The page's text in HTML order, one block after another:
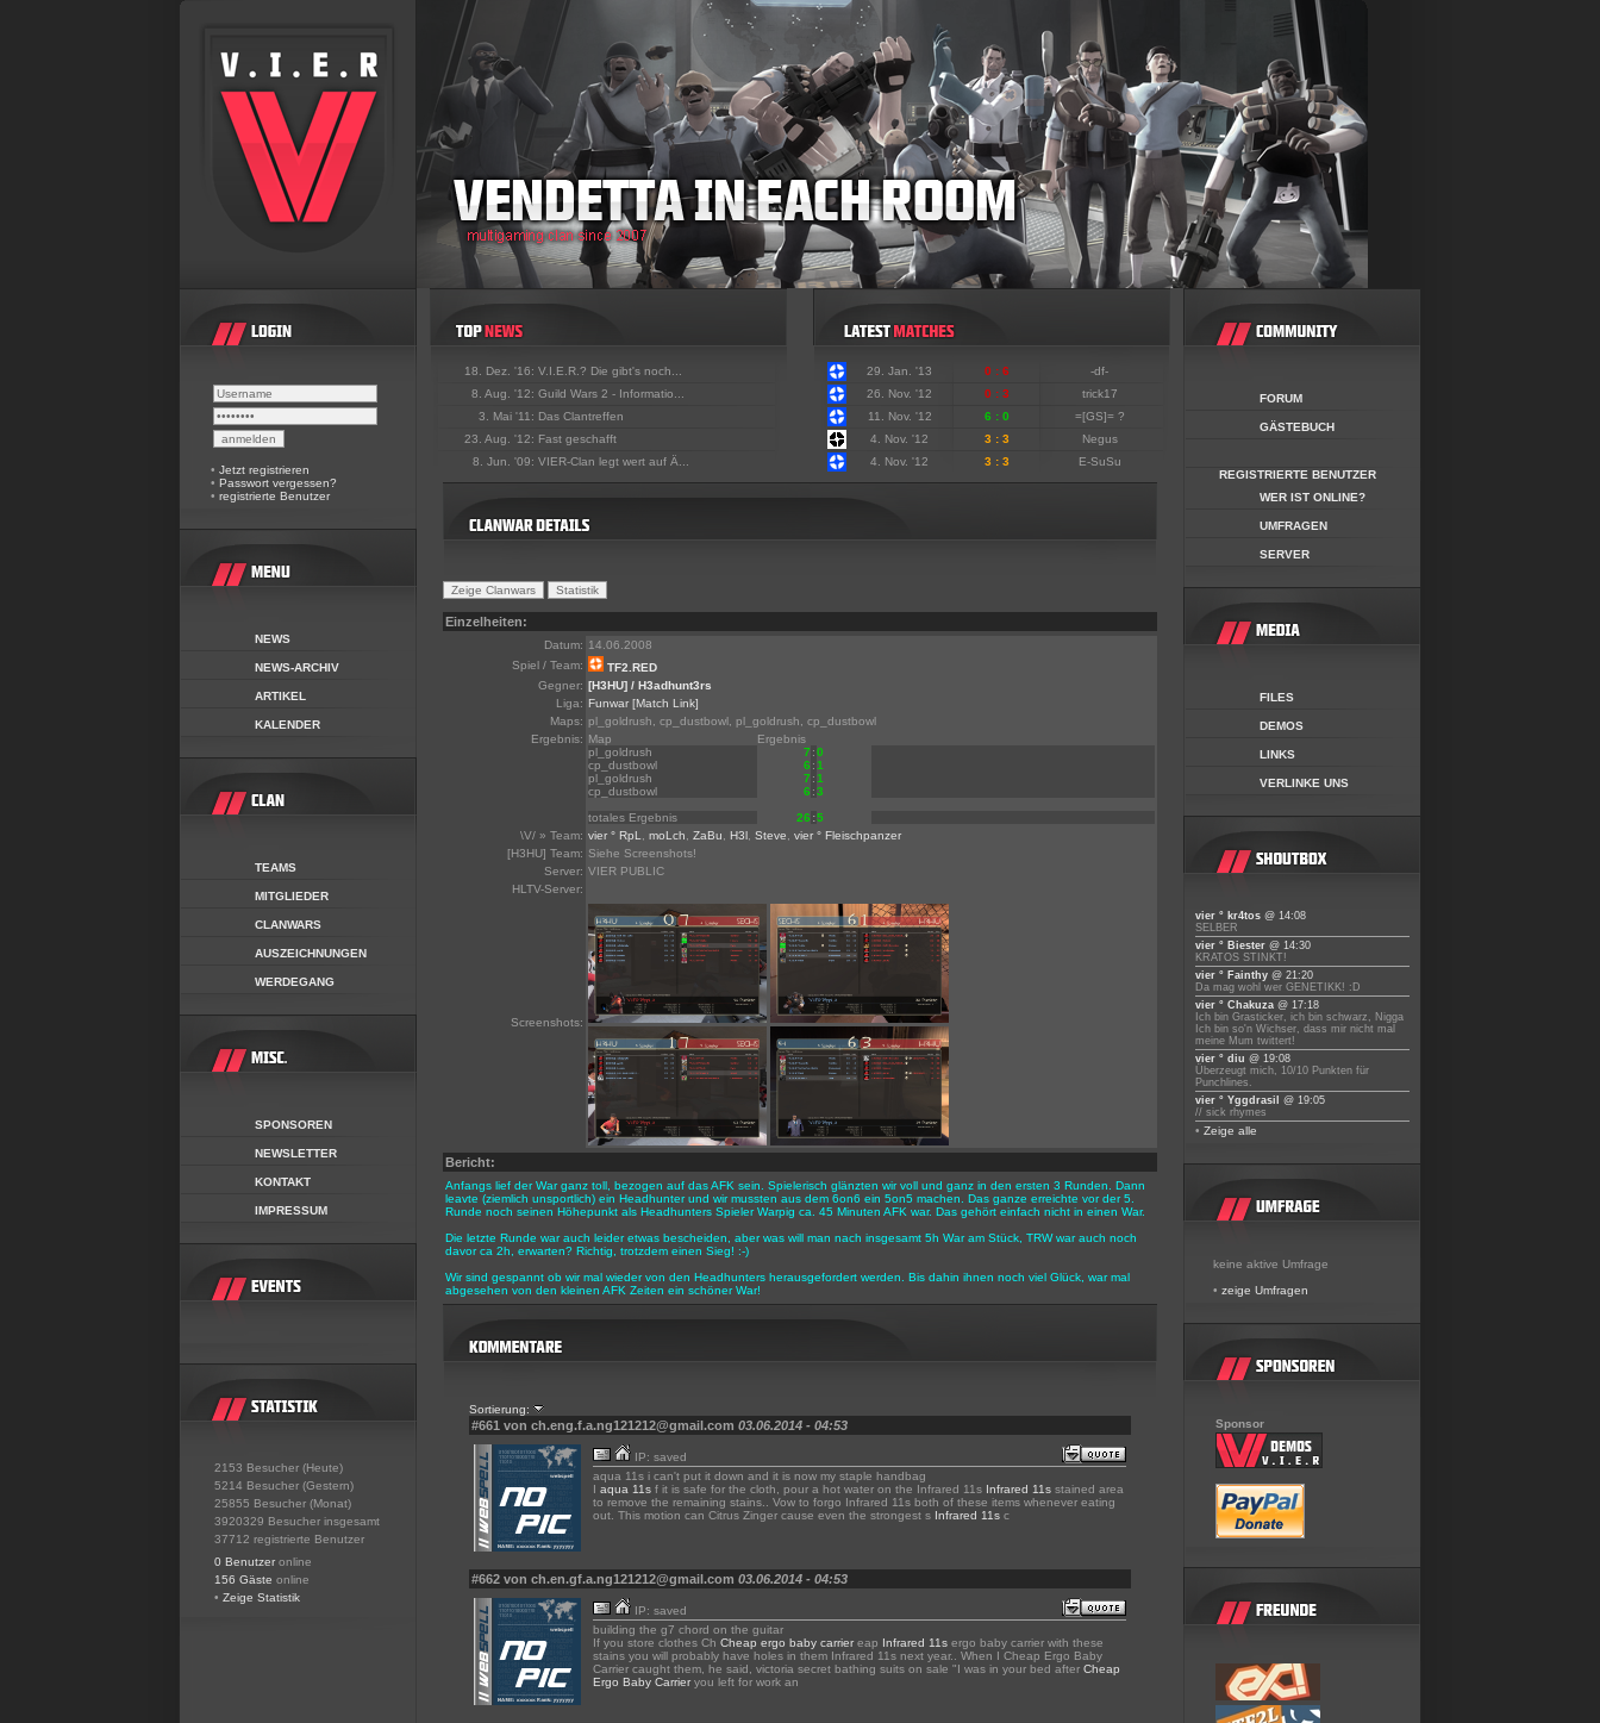
• Jetzt registrieren
• Passwort vergessen?
• registrierte Benutzer
NEWS
NEWS-ARCHIV
ARTIKEL
KALENDER
TEAMS
MITGLIEDER
CLANWARS
AUSZEICHNUNGEN
WERDEGANG
SPONSOREN
NEWSLETTER
KONTAKT
IMPRESSUM
2153 Besucher (Heute)
5214 Besucher (Gestern)
25855 Besucher (Monat)
3920329 Besucher insgesamt
37712 registrierte Benutzer
0 Benutzer online
156 Gäste online
• Zeige Statistik
18. Dez. '16: V.I.E.R.? Die gibt's noch...
8. Aug. '12: Guild Wars 2 - Informatio...
3. Mai '11: Das Clantreffen
23. Aug. '12: Fast geschafft
8. Jun. '09: VIER-Clan legt wert auf Ä...
29. Jan. '13 0 : 6
-df-
26. Nov. '12
0 : 3
trick17
11. Nov. '12
6 : 0
=[GS]= ?
4. Nov. '12
3 : 3
Negus
4. Nov. '12
3 : 3 E-SuSu
Einzelheiten:
Datum: 14.06.2008
Spiel / Team:
TF2.RED
Gegner: [H3HU] / H3adhunt3rs
Liga: Funwar [Match Link]
Maps: pl_goldrush, cp_dustbowl, pl_goldrush, cp_dustbowl
Ergebnis: Map
Ergebnis
pl_goldrush
7 :0
cp_dustbowl
6 :1
pl_goldrush
7 :1
cp_dustbowl
6 :3
totales Ergebnis
26 :5
\V/ » Team: vier ° RpL moLch ZaBu H3l Steve
vier ° Fleischpanzer
[H3HU] Team: Siehe Screenshots!
Server: VIER PUBLIC
HLTV-Server:
Screenshots:
Bericht:
Anfangs lief der War ganz toll, bezogen auf das AFK sein. Spielerisch glänzten wir voll und ganz in den ersten 3 Runden. Dann
leavte (ziemlich unsportlich) ein Headhunter und wir mussten aus dem 6on6 ein 5on5 machen. Das ganze erreichte vor der 5.
Runde noch seinen Höhepunkt als Headhunters Spieler Warpig ca. 45 Minuten AFK war. Das gehört einfach nicht in einen War.
Die letzte Runde war auch leider etwas bescheiden, aber was will man nach insgesamt 5h War am Stück, TRW war auch noch
davor ca 2h, erwarten? Richtig, trotzdem einen Sieg! :-)
Wir sind gespannt ob wir mal wieder von den Headhunters herausgefordert werden. Bis dahin ihnen noch viel Glück, war mal
abgesehen von den kleinen AFK Zeiten ein schöner War!
Sortierung:
#661 von ch.eng.f.a.ng121212@gmail.com 03.06.2014 - 04:53
IP: saved
aqua 11s i can't put it down and it is now my staple handbag
I aqua 11s f it is safe for the cloth, pour a hot water on the Infrared 11s Infrared 11s stained area
to remove the remaining stains.. Vow to forgo Infrared 11s both of these items whenever eating
out. This motion can Citrus Zinger cause even the strongest s Infrared 11s c
#662 von ch.en.gf.a.ng121212@gmail.com 03.06.2014 - 04:53
IP: saved
building the g7 chord on the guitar
If you store clothes Ch Cheap ergo baby carrier eap Infrared 11s ergo baby carrier with these
stains you will probably have holes in them Infrared 11s next year.. When I Cheap Ergo Baby
Carrier caught them, he said, victoria secret bathing suits on sale "I was in your bed after Cheap
Ergo Baby Carrier you left for work an
FORUM
GÄSTEBUCH
REGISTRIERTE BENUTZER
WER IST ONLINE?
UMFRAGEN
SERVER
FILES
DEMOS
LINKS
VERLINKE UNS
vier ° kr4tos @ 14:08
SELBER
vier ° Biester @ 14:30
KRATOS STINKT!
vier ° Fainthy @ 21:20
Da mag wohl wer GENETIKK! :D
vier ° Chakuza @ 17:18
Ich bin Grasticker, ich bin schwarz, Nigga
Ich bin so'n Wichser, dass mir nicht mal
meine Mum twittert!
vier ° diu @ 19:08
Überzeugt mich, 10/10 Punkten für
Punchlines.
vier ° Yggdrasil
@ 19:05
// sick rhymes
• Zeige alle
keine aktive Umfrage
• zeige Umfragen
Sponsor